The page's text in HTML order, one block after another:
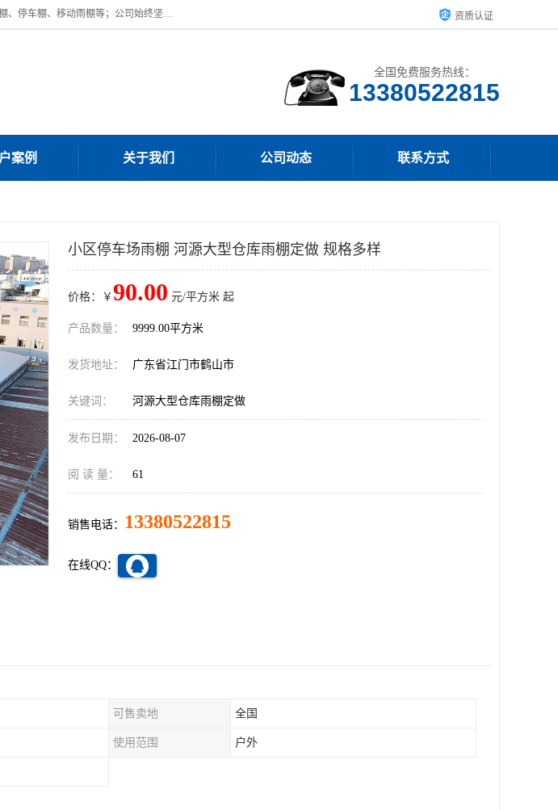
广东鼎新钢结构工程有限公司是一家制作大型电动雨棚厂家;主营：电动推拉雨棚、厂房过道雨棚、电动伸缩雨棚、停车棚、移动雨棚等；公司始终坚持结构创新,品质优越,美观形象,且售后服务好。公司充分吸纳当今休闲用品的前端技术和风格,为您带来质价相宜,时尚典雅的各种户外用品, 资质认证
全国免费服务热线：
13380522815
案例 关于我们 公司动态 联系方式
小区停车场雨棚 河源大型仓库雨棚定做 规格多样
价格：￥ 90.00 元/平方米 起
产品数量： 9999.00平方米
发货地址： 广东省江门市鹤山市
关键词： 河源大型仓库雨棚定做
发布日期： 2026-08-07
阅 读 量： 61
销售电话： 13380522815
在线QQ：
可售卖地 全国
使用范围 户外